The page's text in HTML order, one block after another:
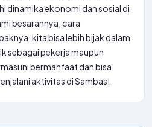
dinamika ekonomi dan sosial di
besarannya, cara
kita bisa lebih bijak dalam
sebagai pekerja maupun
ini bermanfaat dan bisa
aktivitas di Sambas!